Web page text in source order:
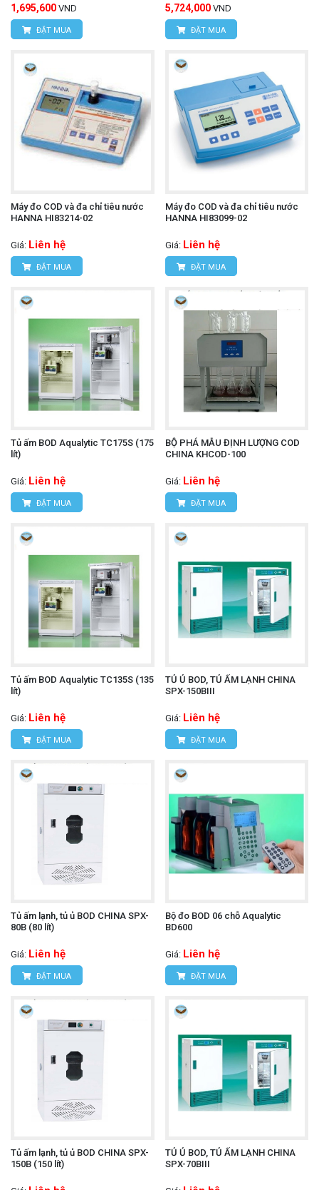
1,695,600 VND
ĐẶT MUA
5,724,000 VND
ĐẶT MUA
Máy đo COD và đa chỉ tiêu nước
HANNA HI83214-02
Giá: Liên hệ
ĐẶT MUA
Máy đo COD và đa chỉ tiêu nước
HANNA HI83099-02
Giá: Liên hệ
ĐẶT MUA
Tủ ấm BOD Aqualytic TC175S (175
lít)
Giá: Liên hệ
ĐẶT MUA
BỘ PHÁ MẪU ĐỊNH LƯỢNG COD
CHINA KHCOD-100
Giá: Liên hệ
ĐẶT MUA
Tủ ấm BOD Aqualytic TC135S (135
lít)
Giá: Liên hệ
ĐẶT MUA
TỦ Ủ BOD, TỦ ẤM LẠNH CHINA
SPX-150BIII
Giá: Liên hệ
ĐẶT MUA
Tủ ấm lạnh, tủ ủ BOD CHINA SPX-
80B (80 lít)
Giá: Liên hệ
ĐẶT MUA
Bộ đo BOD 06 chỗ Aqualytic
BD600
Giá: Liên hệ
ĐẶT MUA
Tủ ấm lạnh, tủ ủ BOD CHINA SPX-
150B (150 lít)
TỦ Ủ BOD, TỦ ẤM LẠNH CHINA
SPX-70BIII